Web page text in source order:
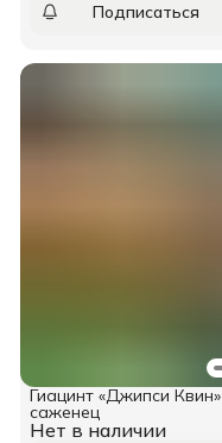
Подписаться
Нет в наличии
Гиацинт «Джипси Квин»
саженец